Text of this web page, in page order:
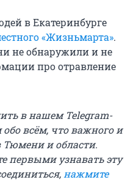
в Екатеринбурге
«Жизньмарта».
не обнаружили и не
про отравление
в нашем Telegram-
всём, что важного и
Тюмени и области.
первыми узнавать эту
нажмите